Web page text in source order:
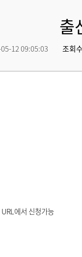
출
12 09:05:03 조회수
에서 신청가능